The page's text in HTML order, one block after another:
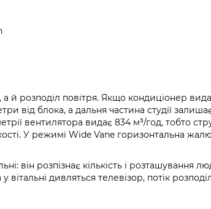
й розподіл повітря. Якщо кондиціонер
від блока, а дальня частина студії
вентилятора видає 834 м³/год, тобто
У режимі Wide Vane горизонтальна
він розпізнає кількість і розташування
вітальні дивляться телевізор, потік